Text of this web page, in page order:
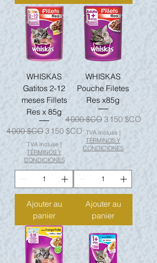
WHISKAS
Gatitos 2-12
meses Fillets
Res x 85g
Prix original
4 000 $CO Prix promotionnel
3 150 $CO
TVA Incluse |
TÉRMINOS Y
CONDICIONES
Ajouter au
panier
WHISKAS
Pouche Filetes
Res x85g
Prix original
4 000 $CO Prix
3 150 $CO
TVA Incluse |
TÉRMINOS Y
CONDICIONES
Ajouter au
panier